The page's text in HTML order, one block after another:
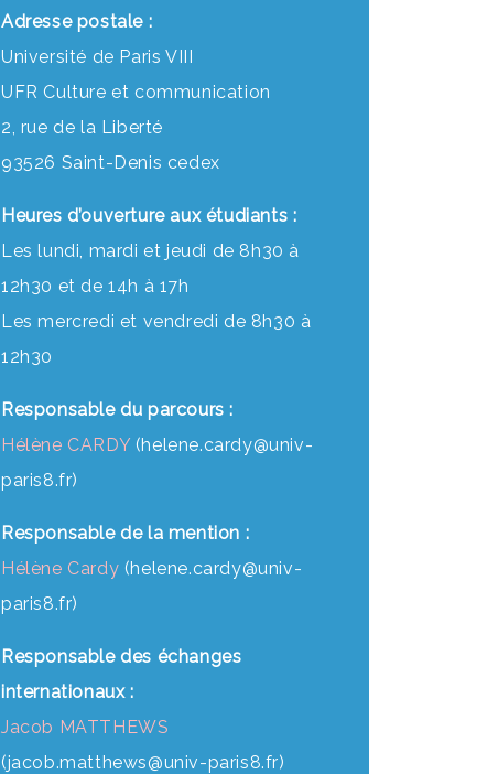
Adresse postale :
Université de Paris VIII
UFR Culture et communication
2, rue de la Liberté
93526 Saint-Denis cedex
Heures d’ouverture aux étudiants :
Les lundi, mardi et jeudi de 8h30 à
12h30 et de 14h à 17h
Les mercredi et vendredi de 8h30 à
12h30
Responsable du parcours :
Hélène CARDY (helene.cardy@univ-
paris8.fr)
Responsable de la mention :
Hélène Cardy (helene.cardy@univ-
paris8.fr)
Responsable des échanges
internationaux :
Jacob MATTHEWS
(jacob.matthews@univ-paris8.fr)